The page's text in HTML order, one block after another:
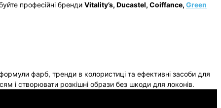
професійні бренди Vitality’s, Ducastel, Coiffance, Green
фарб, тренди в колористиці та ефективні засоби для
і створювати розкішні образи без шкоди для локонів.